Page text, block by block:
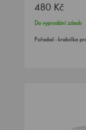
480 Kč
Do vyprodání zásob
Pořadač - krabička